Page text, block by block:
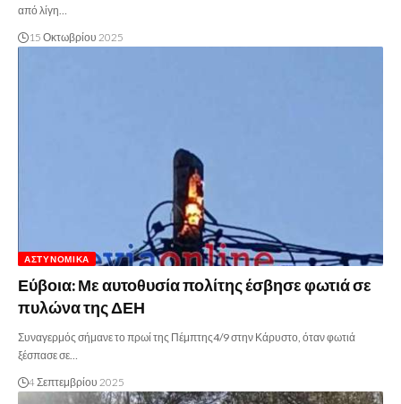
από λίγη…
15 Οκτωβρίου 2025
ΑΣΤΥΝΟΜΙΚΆ
Εύβοια: Με αυτοθυσία πολίτης έσβησε φωτιά σε
πυλώνα της ΔΕΗ
Συναγερμός σήμανε το πρωί της Πέμπτης4/9 στην Κάρυστο, όταν φωτιά
ξέσπασε σε…
4 Σεπτεμβρίου 2025